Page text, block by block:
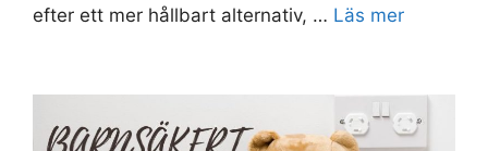
efter ett mer hållbart alternativ, … Läs mer